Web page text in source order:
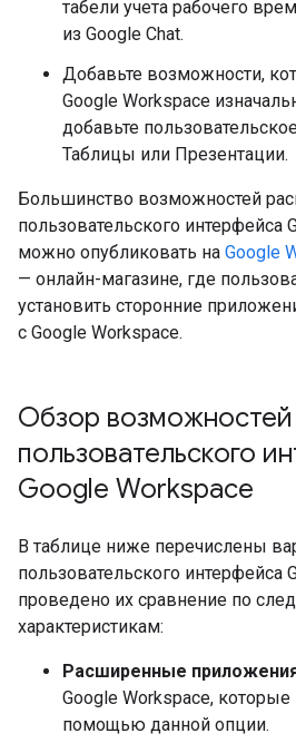
табели учета рабочего
из Google Chat.
Добавьте возможности,
Google Workspace
добавьте
Таблицы или Презентации.
Большинство возможностей
пользовательского интерфейса
можно опубликовать на Google
— онлайн-магазине, где
установить сторонние
с Google Workspace.
Обзор
пользовательского
Google Workspace
В таблице ниже перечислены
пользовательского интерфейса
проведено их сравнение по
характеристикам:
Расширенные
Google Workspace,
помощью данной опции.